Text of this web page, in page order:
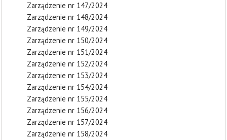
Zarządzenie nr 147/2024
Zarządzenie nr 148/2024
Zarządzenie nr 149/2024
Zarządzenie nr 150/2024
Zarządzenie nr 151/2024
Zarządzenie nr 152/2024
Zarządzenie nr 153/2024
Zarządzenie nr 154/2024
Zarządzenie nr 155/2024
Zarządzenie nr 156/2024
Zarządzenie nr 157/2024
Zarządzenie nr 158/2024